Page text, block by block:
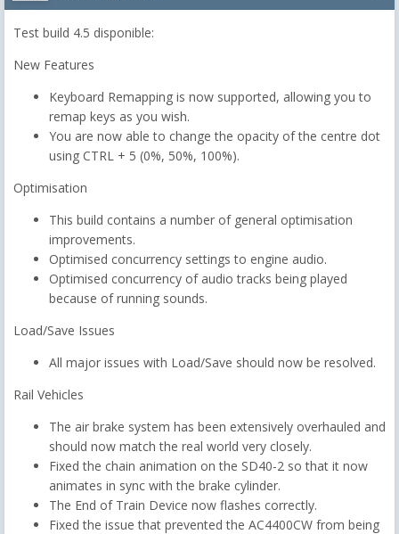
Test build 4.5 disponible:
New Features
Keyboard Remapping is now supported, allowing you to
remap keys as you wish.
You are now able to change the opacity of the centre dot
using CTRL + 5 (0%, 50%, 100%).
Optimisation
This build contains a number of general optimisation
improvements.
Optimised concurrency settings to engine audio.
Optimised concurrency of audio tracks being played
because of running sounds.
Load/Save Issues
All major issues with Load/Save should now be resolved.
Rail Vehicles
The air brake system has been extensively overhauled and
should now match the real world very closely.
Fixed the chain animation on the SD40-2 so that it now
animates in sync with the brake cylinder.
The End of Train Device now flashes correctly.
Fixed the issue that prevented the AC4400CW from being